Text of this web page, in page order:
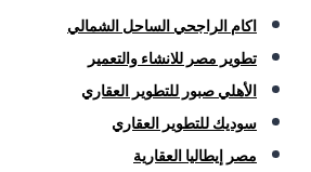
اكام الراجحي الساحل الشمالي
تطوير مصر للانشاء والتعمير
الأهلي صبور للتطوير العقاري
سوديك للتطوير العقاري
مصر إيطاليا العقارية